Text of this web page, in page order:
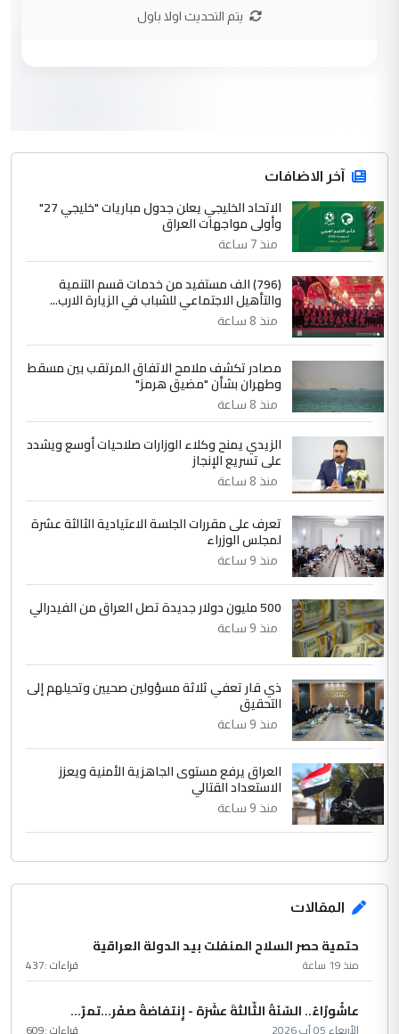
جنسية الرافد الثالث للعراق ومن اصول عريقة
ابا فرات ...
الموضوع :
الجواهري يرد على صدام حسين سل
مضجعيك يابن الزنا (نص كامل)
سردار
التعليق : واحد من عصابة علي ماما يسقط
جنسية الرافد الثالث للعراق ومن اصول عريقة
ابا فرات ...
الجواهري يرد على صدام حسين سل
مضجعيك يابن الزنا (نص كامل)
5
التعليق : تحياتي لك استاذ حامدتركان. كلام
دقيق ومسؤول؛ فالاستثمار الحقيقي للإنسان
الموضوع :
بين الإهمال واغتصاب الأرض.. بلاد
الرافدين تعاني الجفاف والتصحر!!
يتم التحديث اولا باول
آخر الاضافات
الاتحاد الخليجي يعلن جدول مباريات "خليجي 27"
وأولى مواجهات العراق
منذ 7 ساعة
(796) الف مستفيد من خدمات قسم التنمية
والتأهيل الاجتماعي للشباب في الزيارة الارب...
منذ 8 ساعة
مصادر تكشف ملامح الاتفاق المرتقب بين مسقط
وطهران بشأن "مضيق هرمز"
منذ 8 ساعة
الزيدي يمنح وكلاء الوزارات صلاحيات أوسع ويشدد
على تسريع الإنجاز
منذ 8 ساعة
تعرف على مقررات الجلسة الاعتيادية الثالثة عشرة
لمجلس الوزراء
منذ 9 ساعة
500 مليون دولار جديدة تصل العراق من الفيدرالي
منذ 9 ساعة
ذي قار تعفي ثلاثة مسؤولين صحيين وتحيلهم إلى
التحقيق
منذ 9 ساعة
العراق يرفع مستوى الجاهزية الأمنية ويعزز
الاستعداد القتالي
منذ 9 ساعة
المقالات
حتمية حصر السلاح المنفلت بيد الدولة العراقية
منذ 19 ساعة قراءات :437
عاشُورْاءُ.. السّنَةُ الثّالثةَ عشَرَة - إِنتفاضةُ صفَر…تمرّ...
الأربعاء 05 آب 2026 قراءات :609